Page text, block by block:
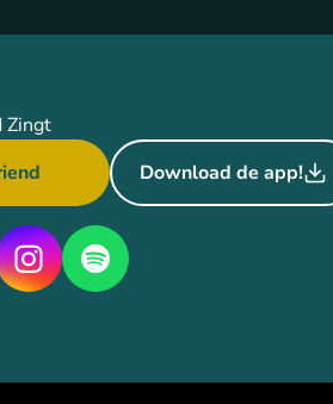
Zingt
Download de app!